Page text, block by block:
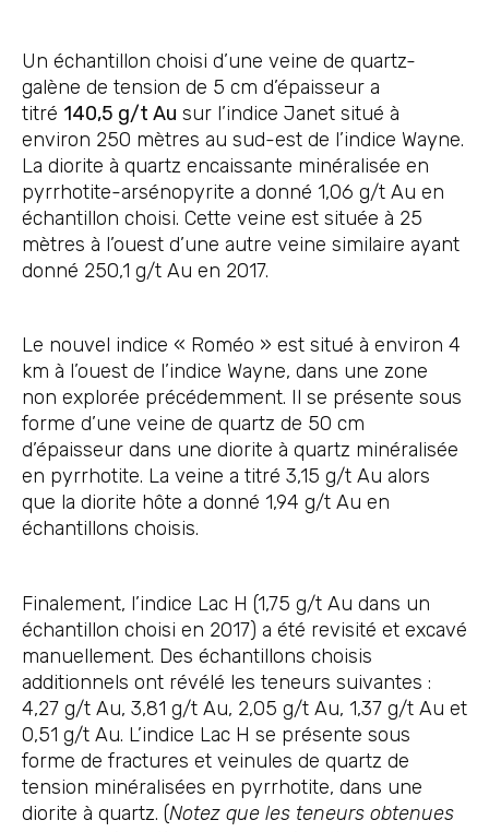
Un échantillon choisi d’une veine de quartz-
galène de tension de 5 cm d’épaisseur a
titré 140,5 g/t Au sur l’indice Janet situé à
environ 250 mètres au sud-est de l’indice Wayne.
La diorite à quartz encaissante minéralisée en
pyrrhotite-arsénopyrite a donné 1,06 g/t Au en
échantillon choisi. Cette veine est située à 25
mètres à l’ouest d’une autre veine similaire ayant
donné 250,1 g/t Au en 2017.
Le nouvel indice « Roméo » est situé à environ 4
km à l’ouest de l’indice Wayne, dans une zone
non explorée précédemment. Il se présente sous
forme d’une veine de quartz de 50 cm
d’épaisseur dans une diorite à quartz minéralisée
en pyrrhotite. La veine a titré 3,15 g/t Au alors
que la diorite hôte a donné 1,94 g/t Au en
échantillons choisis.
Finalement, l’indice Lac H (1,75 g/t Au dans un
échantillon choisi en 2017) a été revisité et excavé
manuellement. Des échantillons choisis
additionnels ont révélé les teneurs suivantes :
4,27 g/t Au, 3,81 g/t Au, 2,05 g/t Au, 1,37 g/t Au et
0,51 g/t Au. L’indice Lac H se présente sous
forme de fractures et veinules de quartz de
tension minéralisées en pyrrhotite, dans une
diorite à quartz. (Notez que les teneurs obtenues